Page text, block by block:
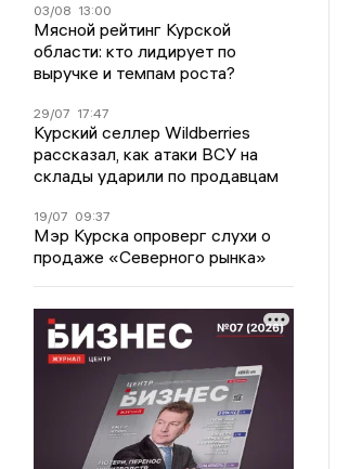
03/08 13:00
Мясной рейтинг Курской
области: кто лидирует по
выручке и темпам роста?
29/07 17:47
Курский селлер Wildberries
рассказал, как атаки ВСУ на
склады ударили по продавцам
19/07 09:37
Мэр Курска опроверг слухи о
продаже «Северного рынка»